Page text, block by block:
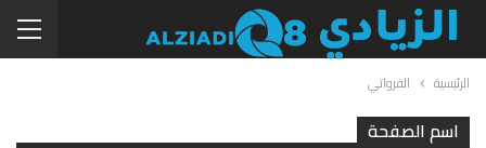
الرئيسية الفرواتي
اسم الصفحة